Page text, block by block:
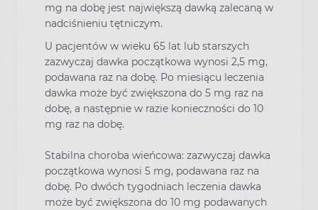
mg na dobę jest największą dawką zalecaną w
nadciśnieniu tętniczym.
U pacjentów w wieku 65 lat lub starszych
zazwyczaj dawka początkowa wynosi 2,5 mg,
podawana raz na dobę. Po miesiącu leczenia
dawka może być zwiększona do 5 mg raz na
dobę, a następnie w razie konieczności do 10
mg raz na dobę.
Stabilna choroba wieńcowa: zazwyczaj dawka
początkowa wynosi 5 mg, podawana raz na
dobę. Po dwóch tygodniach leczenia dawka
może być zwiększona do 10 mg podawanych